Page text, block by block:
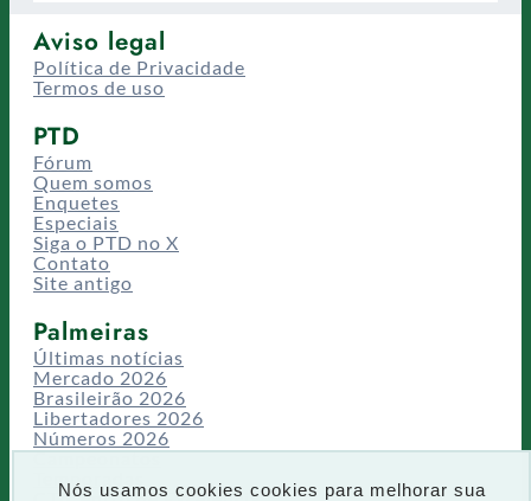
Nós usamos cookies cookies para melhorar sua
Aviso legal
Política de Privacidade
Termos de uso
PTD
Fórum
Quem somos
Enquetes
Especiais
Siga o PTD no X
Contato
Site antigo
Palmeiras
Últimas notícias
Mercado 2026
Brasileirão 2026
Libertadores 2026
Números 2026
Campeonatos